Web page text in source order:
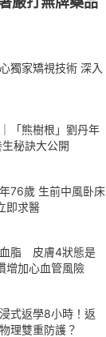
獨家矯視技術 深入
「熊樹根」劉丹年
秘訣大公開
76歲 生前中風卧床
即求醫
脂 皮膚4狀態是
加心血管風險
式返學8小時！返
理雙重防護？